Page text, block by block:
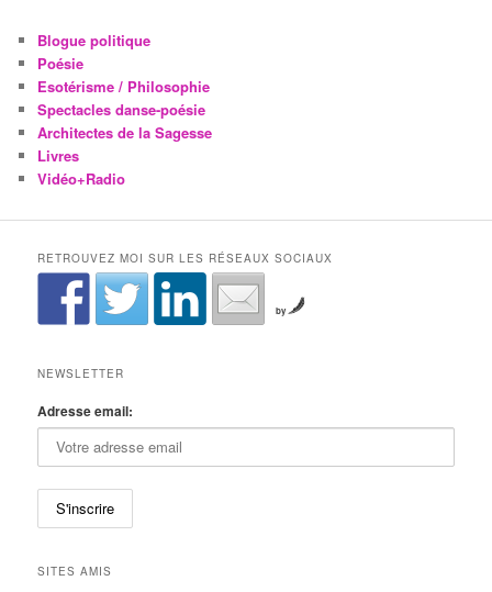
Blogue politique
Poésie
Esotérisme / Philosophie
Spectacles danse-poésie
Architectes de la Sagesse
Livres
Vidéo+Radio
RETROUVEZ MOI SUR LES RÉSEAUX SOCIAUX
by
NEWSLETTER
Adresse email:
SITES AMIS